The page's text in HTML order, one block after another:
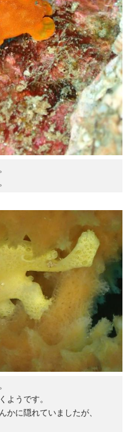
ようです。
かに隠れていましたが、